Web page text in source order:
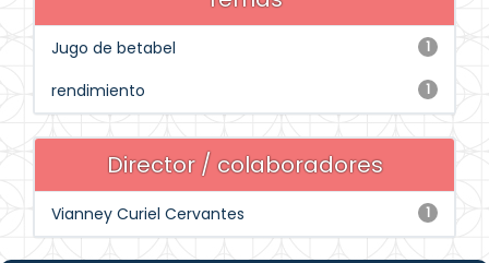
1
Jugo de betabel
1
rendimiento
Director / colaboradores
1
Vianney Curiel Cervantes